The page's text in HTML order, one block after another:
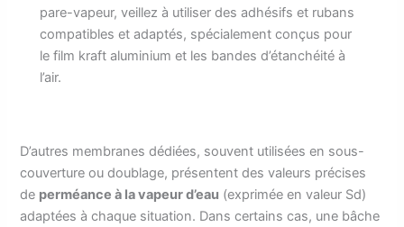
pare-vapeur, veillez à utiliser des adhésifs et rubans
compatibles et adaptés, spécialement conçus pour
le film kraft aluminium et les bandes d’étanchéité à
l’air.
D’autres membranes dédiées, souvent utilisées en sous-
couverture ou doublage, présentent des valeurs précises
de perméance à la vapeur d’eau (exprimée en valeur Sd)
adaptées à chaque situation. Dans certains cas, une bâche